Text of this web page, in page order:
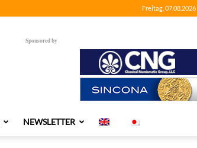
Freitag, 07.08.2026
Sponsored by
NEWSLETTER